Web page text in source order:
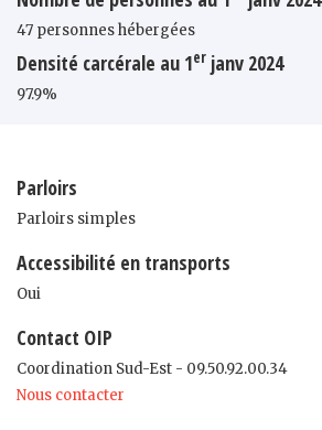
47 personnes hébergées
Densité carcérale au 1er janv 2024
97.9%
Parloirs
Parloirs simples
Accessibilité en transports
Oui
Contact OIP
Coordination Sud-Est - 09.50.92.00.34
Nous contacter